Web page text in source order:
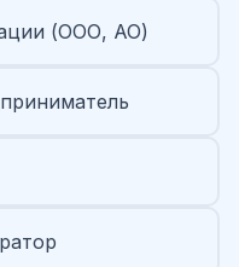
(ООО, АО)